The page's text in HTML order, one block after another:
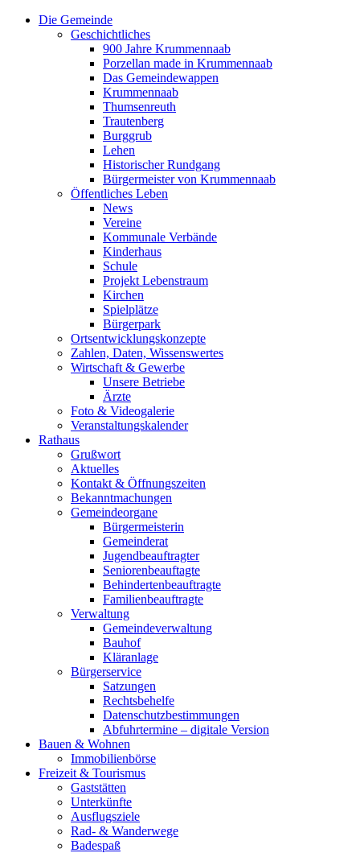
Die Gemeinde
Geschichtliches
900 Jahre Krummennaab
Porzellan made in Krummennaab
Das Gemeindewappen
Krummennaab
Thumsenreuth
Trautenberg
Burggrub
Lehen
Historischer Rundgang
Bürgermeister von Krummennaab
Öffentliches Leben
News
Vereine
Kommunale Verbände
Kinderhaus
Schule
Projekt Lebenstraum
Kirchen
Spielplätze
Bürgerpark
Ortsentwicklungskonzepte
Zahlen, Daten, Wissenswertes
Wirtschaft & Gewerbe
Unsere Betriebe
Ärzte
Foto & Videogalerie
Veranstaltungskalender
Rathaus
Grußwort
Aktuelles
Kontakt & Öffnungszeiten
Bekanntmachungen
Gemeindeorgane
Bürgermeisterin
Gemeinderat
Jugendbeauftragter
Seniorenbeauftagte
Behindertenbeauftragte
Familienbeauftragte
Verwaltung
Gemeindeverwaltung
Bauhof
Kläranlage
Bürgerservice
Satzungen
Rechtsbehelfe
Datenschutzbestimmungen
Abfuhrtermine – digitale Version
Bauen & Wohnen
Immobilienbörse
Freizeit & Tourismus
Gaststätten
Unterkünfte
Ausflugsziele
Rad- & Wanderwege
Badespaß